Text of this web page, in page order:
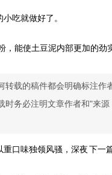
吃就做好了。
能使土豆泥内部更加的劲
转载的稿件都会明确标注作
时务必注明文章作者和"来
口味独领风骚，深夜下一